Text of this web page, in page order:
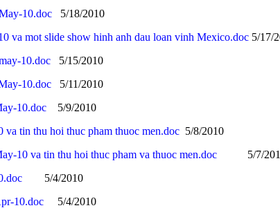
10.doc 5/18/2010
va mot slide show hinh anh dau loan vinh Mexico.doc 5/17/
10.doc 5/15/2010
10.doc 5/11/2010
10.doc 5/9/2010
tin thu hoi thuc pham thuoc men.doc 5/8/2010
10 va tin thu hoi thuc pham va thuoc men.doc 5/7/
5/4/2010
10.doc 5/4/2010